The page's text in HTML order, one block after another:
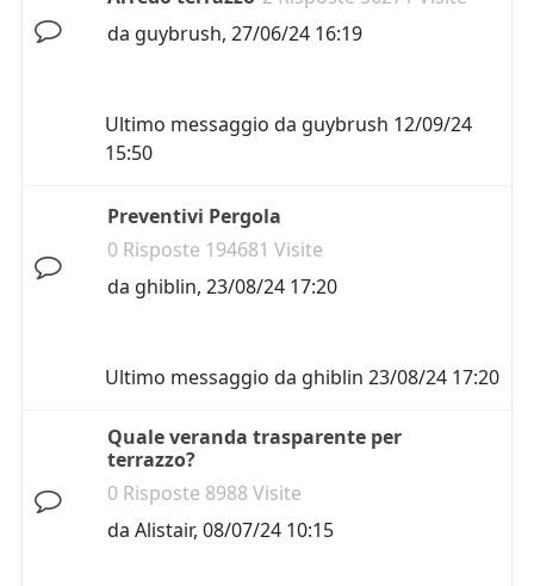
da guybrush, 27/06/24 16:19
Ultimo messaggio da guybrush 12/09/24
15:50
Preventivi Pergola
0 Risposte 194681 Visite
da ghiblin, 23/08/24 17:20
Ultimo messaggio da ghiblin 23/08/24 17:20
Quale veranda trasparente per
terrazzo?
0 Risposte 8988 Visite
da Alistair, 08/07/24 10:15